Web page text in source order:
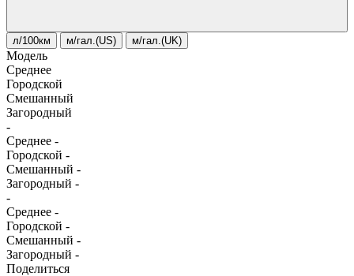
л/100км м/гал.(US) м/гал.(UK)
Модель
Среднее
Городской
Смешанный
Загородный
-
Среднее -
Городской -
Смешанный -
Загородный -
-
Среднее -
Городской -
Смешанный -
Загородный -
Поделиться